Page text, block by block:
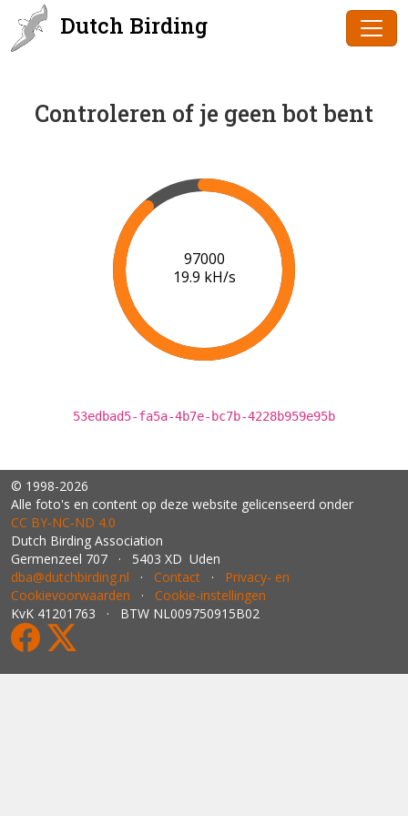
Dutch Birding
Controleren of je geen bot bent
98000
17.4 kH/s
53edbad5-fa5a-4b7e-bc7b-4228b959e95b
© 1998-2026
Alle foto's en content op deze website gelicenseerd onder
CC BY‑NC‑ND 4.0
Dutch Birding Association
Germenzeel 707 · 5403 XD Uden
dba@dutchbirding.nl · Contact · Privacy- en
Cookievoorwaarden · Cookie-instellingen
KvK 41201763 · BTW NL009750915B02